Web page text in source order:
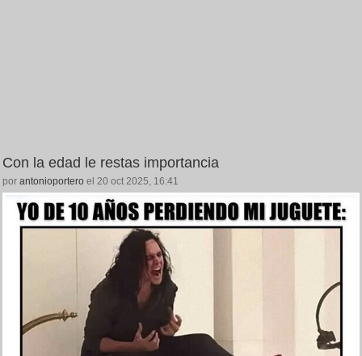
Con la edad le restas importancia
por antonioportero el 20 oct 2025, 16:41